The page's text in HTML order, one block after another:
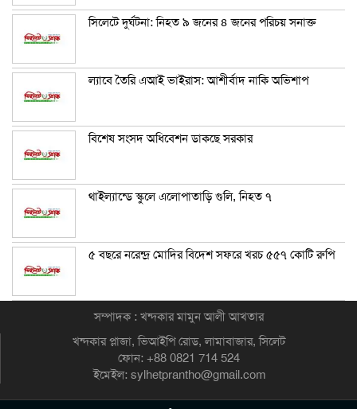
সিলেটে দুর্ঘটনা: নিহত ৯ জনের ৪ জনের পরিচয় সনাক্ত
ল্যাবে তৈরি এআই ভাইরাস: আশীর্বাদ নাকি অভিশাপ
বিশেষ সংসদ অধিবেশন ডাকছে সরকার
থাইল্যান্ডে স্কুলে এলোপাতাড়ি গুলি, নিহত ৭
৫ বছরে নরেন্দ্র মোদির বিদেশ সফরে খরচ ৫৫৭ কোটি রুপি
সম্পাদক : খন্দকার মামুন আলী আখতার
খন্দকার প্লাজা, ভিআইপি রোড, লামাবাজার, সিলেট
ফোন: +88 0821 714 524
ইমেইল: sylhetprantho@gmail.com